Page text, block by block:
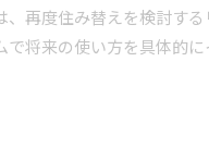
、再度住み替えを検討する
で将来の使い方を具体的